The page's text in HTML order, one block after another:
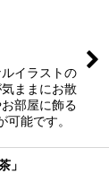
イラストの
ままにお散
部屋に飾る
能です。
」